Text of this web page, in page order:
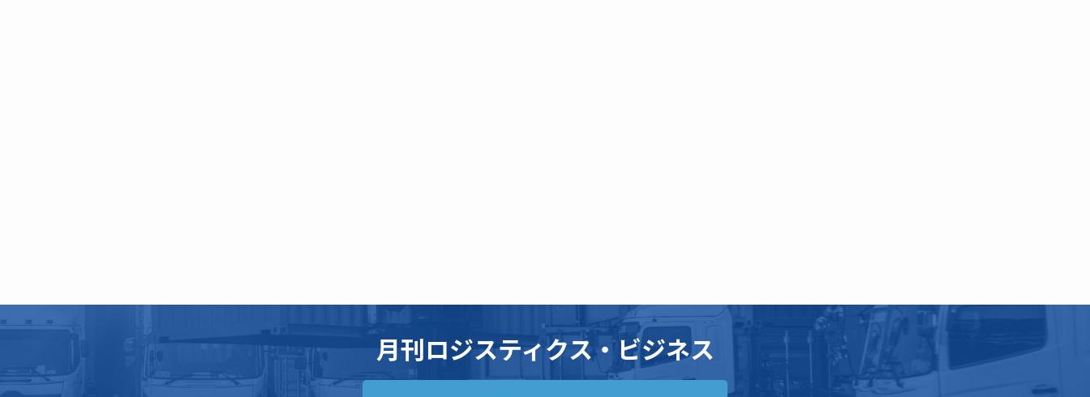
月刊ロジスティクス・ビジネス